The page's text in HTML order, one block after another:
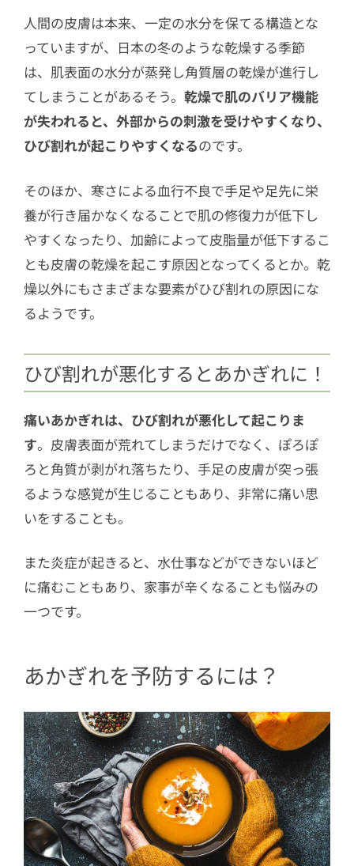
人間の皮膚は本来、一定の水分を保てる構造とな
っていますが、日本の冬のような乾燥する季節
は、肌表面の水分が蒸発し角質層の乾燥が進行し
てしまうことがあるそう。 乾燥で肌のバリア機能
が失われると、外部からの刺激を受けやすくなり、
ひび割れが起こりやすくなるのです。
そのほか、寒さによる血行不良で手足や足先に栄
養が行き届かなくなることで肌の修復力が低下し
やすくなったり、加齢によって皮脂量が低下するこ
とも皮膚の乾燥を起こす原因となってくるとか。乾
燥以外にもさまざまな要素がひび割れの原因にな
るようです。
ひび割れが悪化するとあかぎれに！
痛いあかぎれは、ひび割れが悪化して起こりま
す。皮膚表面が荒れてしまうだけでなく、ぽろぽ
ろと角質が剥がれ落ちたり、手足の皮膚が突っ張
るような感覚が生じることもあり、非常に痛い思
いをすることも。
また炎症が起きると、水仕事などができないほど
に痛むこともあり、家事が辛くなることも悩みの
一つです。
あかぎれを予防するには？